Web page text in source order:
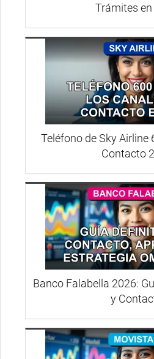
Trámites
Teléfono de Sky Airline
Contacto
Banco Falabella 2026:
y